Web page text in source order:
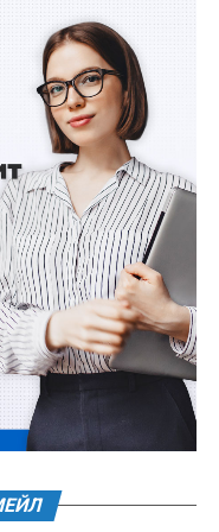
мета
які працюють з РСА,
практичні
в свою
Профільних
а професійній
та
засновниця
мама підлітка з
батьків дітей
де батьки
фахівцями.
із фондом Future for
ресурси, щоб